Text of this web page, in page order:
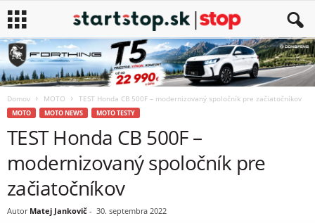
Domov MOTO TEST Honda CB 500F – modernizovaný spoločník pre začiatočníkov
MOTO MOTO NEWS MOTO TESTY
TEST Honda CB 500F –
modernizovaný spoločník pre
začiatočníkov
Autor Matej Jankovič - 30. septembra 2022